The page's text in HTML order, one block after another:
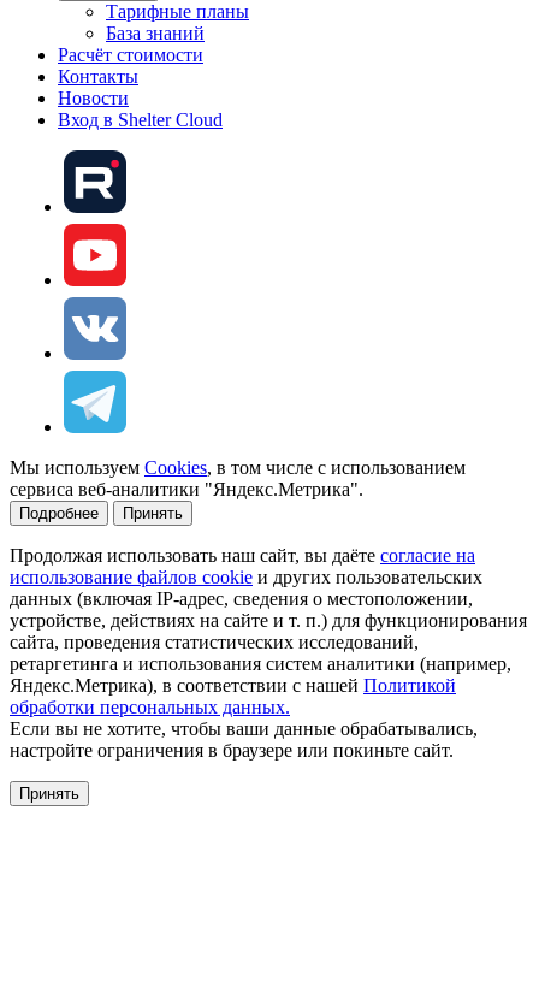
Тарифные планы
База знаний
Расчёт стоимости
Контакты
Новости
Вход в Shelter Cloud
Мы используем Cookies, в том числе с использованием
сервиса веб-аналитики "Яндекс.Метрика".
Подробнее Принять
Продолжая использовать наш сайт, вы даёте согласие на
использование файлов cookie и других пользовательских
данных (включая IP-адрес, сведения о местоположении,
устройстве, действиях на сайте и т. п.) для функционирования
сайта, проведения статистических исследований,
ретаргетинга и использования систем аналитики (например,
Яндекс.Метрика), в соответствии с нашей Политикой
обработки персональных данных.
Если вы не хотите, чтобы ваши данные обрабатывались,
настройте ограничения в браузере или покиньте сайт.
Принять